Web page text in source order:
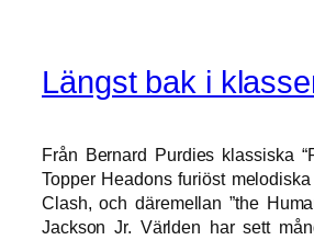
Längst bak i
Från Bernard Purdies klassiska
Topper Headons furiöst
Clash, och däremellan ”the
Jackson Jr. Världen har sett